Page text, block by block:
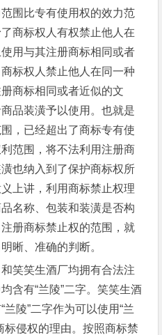
围比专有使用权的效力范
商标权人有权禁止他人在
用与其注册商标相同或者
标权人禁止他人在同一种
商标相同或者近似的文
品装潢予以使用。也就是
，已经超出了商标专有使
范围，将不法利用注册商
也纳入到了保护商标权所
上讲，利用商标禁止权理
名称、包装和装潢是否构
册商标禁止权的范围，就
晰、准确的判断。
笑笑生酒厂均拥有合法注
含有“兰陵”二字。笑笑生酒
陵”二字作为可以使用“兰
标侵权的理由。按照商标禁